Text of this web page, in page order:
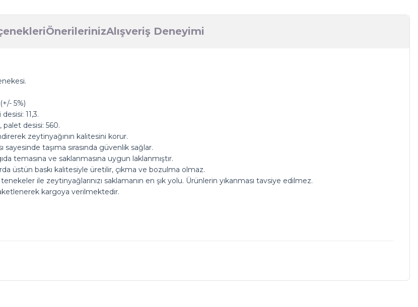
ÖnerilerinizAlışveriş Deneyimi
5%)
11,3.
desisi: 560.
zeytinyağının kalitesini korur.
sayesinde taşıma sırasında güvenlik sağlar.
temasına ve saklanmasına uygun laklanmıştır.
üstün baskı kalitesiyle üretilir, çıkma ve bozulma olmaz.
ile zeytinyağlarınızı saklamanın en şık yolu. Ürünlerin yıkanması tavsiye edilmez.
kargoya verilmektedir.